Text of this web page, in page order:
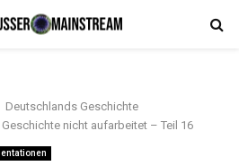
Deutschlands Geschichte
nicht aufarbeitet – Teil 16